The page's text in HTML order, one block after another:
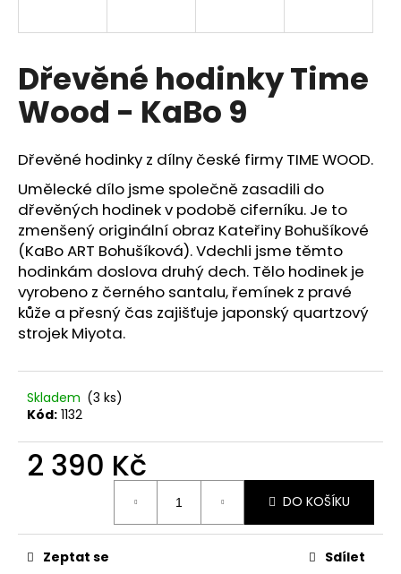
Dřevěné hodinky Time
Wood - KaBo 9
Dřevěné hodinky z dílny české firmy TIME WOOD.
Umělecké dílo jsme společně zasadili do
dřevěných hodinek v podobě ciferníku. Je to
zmenšený originální obraz Kateřiny Bohušíkové
(KaBo ART Bohušíková). Vdechli jsme těmto
hodinkám doslova druhý dech. Tělo hodinek je
vyrobeno z černého santalu, řemínek z pravé
kůže a přesný čas zajišťuje japonský quartzový
strojek Miyota.
Skladem (3 ks)
Kód: 1132
2 390 Kč
DO KOŠÍKU
Zeptat se Sdílet
í
t
?
HLEDAT
D
o
p
o
r
č
u
j
m
ŠATY